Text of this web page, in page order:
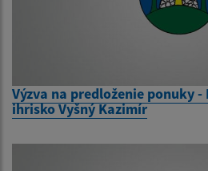
Výzva na predloženie ponuky
ihrisko Vyšný Kazimír